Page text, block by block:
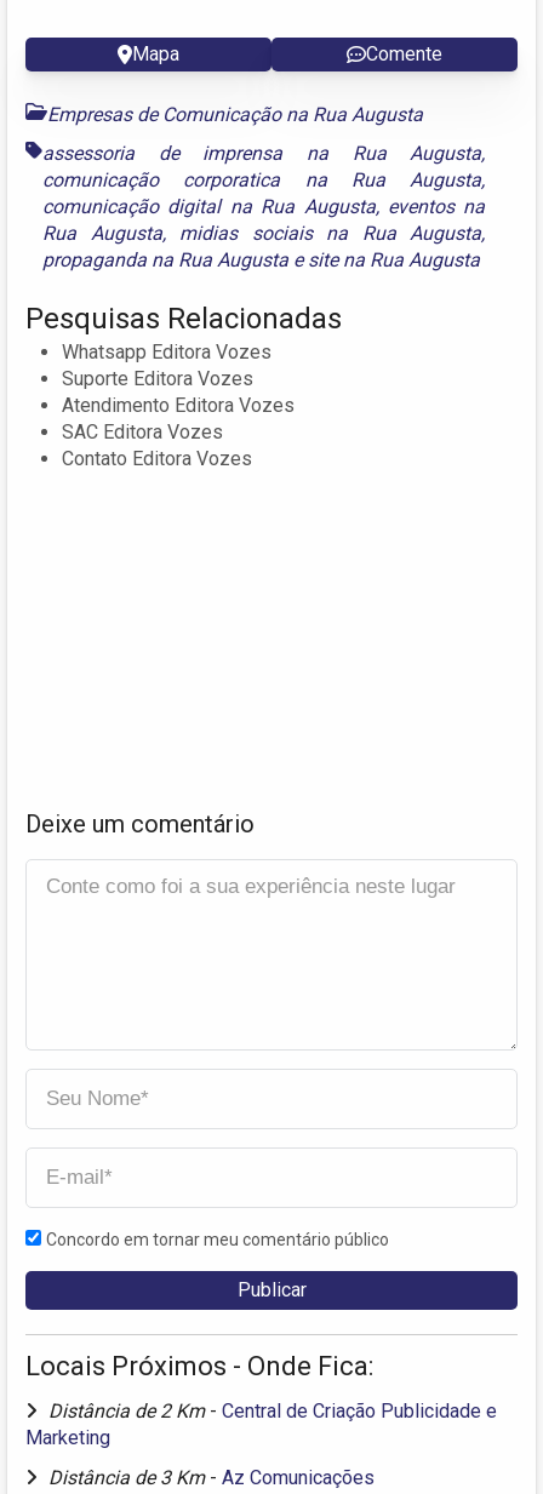
Mapa Comente
Empresas de Comunicação na Rua Augusta
assessoria de imprensa na Rua Augusta,
comunicação corporatica na Rua Augusta,
comunicação digital na Rua Augusta, eventos na
Rua Augusta, midias sociais na Rua Augusta,
propaganda na Rua Augusta esite na Rua Augusta
Pesquisas Relacionadas
Whatsapp Editora Vozes
Suporte Editora Vozes
Atendimento Editora Vozes
SAC Editora Vozes
Contato Editora Vozes
Deixe um comentário
Concordo em tornar meu comentário público
Locais Próximos - Onde Fica:
Distância de 2 Km - Central de Criação Publicidade e
Marketing
Distância de 3 Km - Az Comunicações